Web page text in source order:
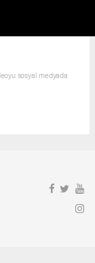
sosyal medyada